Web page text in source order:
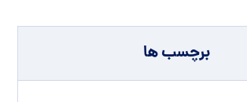
برچسب ها